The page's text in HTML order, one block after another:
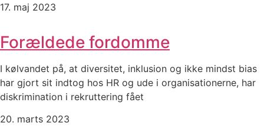
17. maj 2023
Forældede fordomme
I kølvandet på, at diversitet, inklusion og ikke mindst bias
har gjort sit indtog hos HR og ude i organisationerne, har
diskrimination i rekruttering fået
20. marts 2023